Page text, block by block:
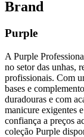
Brand
Purple
A Purple
no setor das unhas,
profissionais. Com
bases e
duradouras e com
manicure exigentes
confiança a preços
coleção Purple